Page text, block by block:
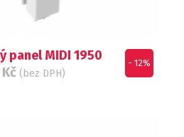
panel MIDI 1950
Kč (bez DPH)
- 12%